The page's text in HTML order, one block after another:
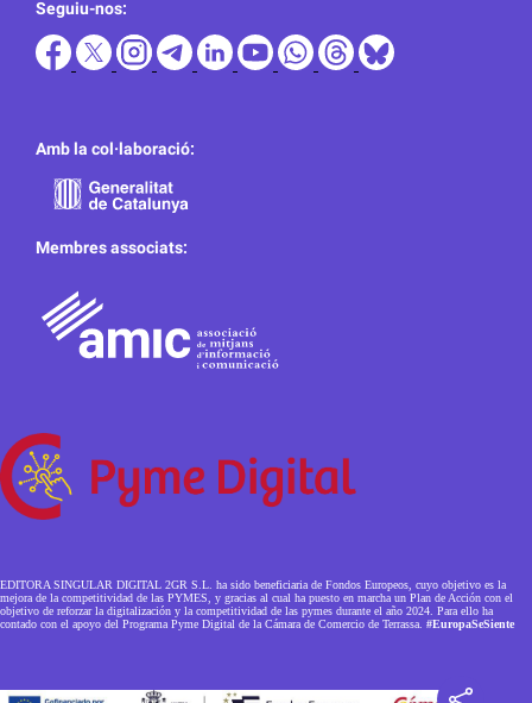
Seguiu-nos:
Amb la col·laboració:
Membres associats:
EDITORA SINGULAR DIGITAL 2GR S.L. ha sido beneficiaria de Fondos Europeos, cuyo objetivo es la
mejora de la competitividad de las PYMES, y gracias al cual ha puesto en marcha un Plan de Acción con el
objetivo de reforzar la digitalización y la competitividad de las pymes durante el año 2024. Para ello ha
contado con el apoyo del Programa Pyme Digital de la Cámara de Comercio de Terrassa. #EuropaSeSiente